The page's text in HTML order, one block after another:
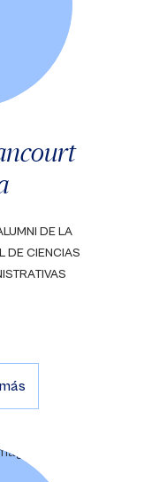
DE LA
DE CIENCIAS